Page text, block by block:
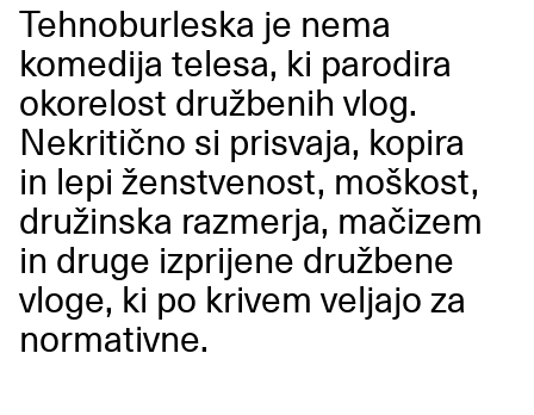
Tehnoburleska je nema
komedija telesa, ki parodira
okorelost družbenih vlog.
Nekritično si prisvaja, kopira
in lepi ženstvenost, moškost,
družinska razmerja, mačizem
in druge izprijene družbene
vloge, ki po krivem veljajo za
normativne.